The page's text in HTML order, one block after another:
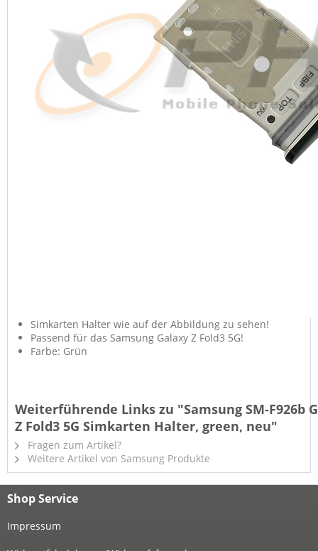
Simkarten Halter wie auf der Abbildung zu sehen!
Passend für das Samsung Galaxy Z Fold3 5G!
Farbe: Grün
Weiterführende Links zu "Samsung SM-F926b
Z Fold3 5G Simkarten Halter, green, neu"
Fragen zum Artikel?
Weitere Artikel von Samsung Produkte
Shop Service
Impressum